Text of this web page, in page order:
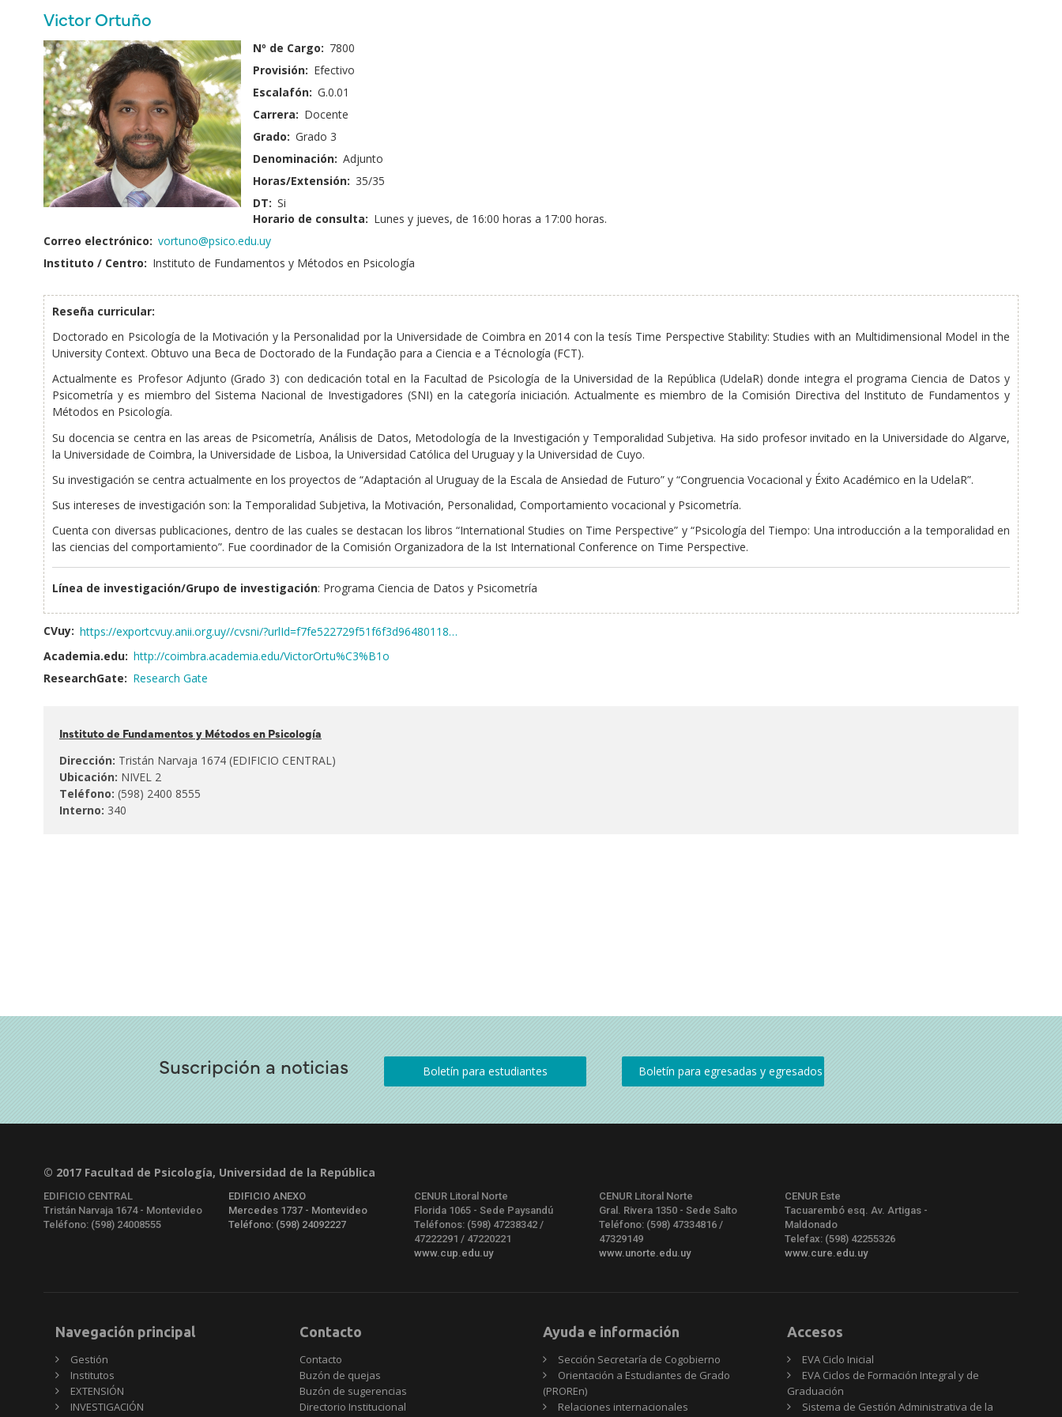
principales
Nombre
y
Apellido:
Victor Ortuño
Fotografía: Nº de Cargo: 7800
Provisión: Efectivo
Escalafón: G.0.01
Carrera: Docente
Grado: Grado 3
Denominación: Adjunto
Horas/Extensión: 35/35
DT: Si
Horario de consulta: Lunes y jueves, de 16:00 horas a 17:00 horas.
Correo electrónico: vortuno@psico.edu.uy
Instituto / Centro: Instituto de Fundamentos y Métodos en Psicología
Reseña curricular:
Doctorado en Psicología de la Motivación y la Personalidad por la Universidade de Coimbra en 2014 con la tesís Time Perspective Stability: Studies with an Multidimensional Model in the
University Context. Obtuvo una Beca de Doctorado de la Fundação para a Ciencia e a Técnología (FCT).
Actualmente es Profesor Adjunto (Grado 3) con dedicación total en la Facultad de Psicología de la Universidad de la República (UdelaR) donde integra el programa Ciencia de Datos y
Psicometría y es miembro del Sistema Nacional de Investigadores (SNI) en la categoría iniciación. Actualmente es miembro de la Comisión Directiva del Instituto de Fundamentos y
Métodos en Psicología.
Su docencia se centra en las areas de Psicometría, Análisis de Datos, Metodología de la Investigación y Temporalidad Subjetiva. Ha sido profesor invitado en la Universidade do Algarve,
la Universidade de Coimbra, la Universidade de Lisboa, la Universidad Católica del Uruguay y la Universidad de Cuyo.
Su investigación se centra actualmente en los proyectos de “Adaptación al Uruguay de la Escala de Ansiedad de Futuro” y “Congruencia Vocacional y Éxito Académico en la UdelaR”.
Sus intereses de investigación son: la Temporalidad Subjetiva, la Motivación, Personalidad, Comportamiento vocacional y Psicometría.
Cuenta con diversas publicaciones, dentro de las cuales se destacan los libros “International Studies on Time Perspective” y “Psicología del Tiempo: Una introducción a la temporalidad en
las ciencias del comportamiento”. Fue coordinador de la Comisión Organizadora de la Ist International Conference on Time Perspective.
Línea de investigación/Grupo de investigación: Programa Ciencia de Datos y Psicometría
CVuy: https://exportcvuy.anii.org.uy//cvsni/?urlId=f7fe522729f51f6f3d96480118…
Academia.edu: http://coimbra.academia.edu/VictorOrtu%C3%B1o
ResearchGate: Research Gate
al:
Instituto de Fundamentos y Métodos en Psicología
Dirección: Tristán Narvaja 1674 (EDIFICIO CENTRAL)
Ubicación: NIVEL 2
Teléfono: (598) 2400 8555
Interno: 340
Suscripción a noticias
© 2017 Facultad de Psicología, Universidad de la República
EDIFICIO CENTRAL
Tristán Narvaja 1674 - Montevideo
Teléfono: (598) 24008555
EDIFICIO ANEXO
Mercedes 1737 - Montevideo
Teléfono: (598) 24092227
CENUR Litoral Norte
Florida 1065 - Sede Paysandú
Teléfonos: (598) 47238342 /
47222291 / 47220221
www.cup.edu.uy
CENUR Litoral Norte
Gral. Rivera 1350 - Sede Salto
Teléfono: (598) 47334816 /
47329149
www.unorte.edu.uy
CENUR Este
Tacuarembó esq. Av. Artigas -
Maldonado
Telefax: (598) 42255326
www.cure.edu.uy
Navegación principal
Gestión
Institutos
EXTENSIÓN
INVESTIGACIÓN
Contacto
Contacto
Buzón de quejas
Buzón de sugerencias
Directorio Institucional
Ayuda e información
Sección Secretaría de Cogobierno
Orientación a Estudiantes de Grado
(PROREn)
Relaciones internacionales
Accesos
EVA Ciclo Inicial
EVA Ciclos de Formación Integral y de
Graduación
Sistema de Gestión Administrativa de la